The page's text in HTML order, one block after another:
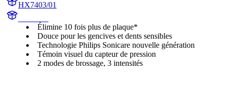
HX7403/01
Élimine 10 fois plus de plaque*
Douce pour les gencives et dents sensibles
Technologie Philips Sonicare nouvelle génération
Témoin visuel du capteur de pression
2 modes de brossage, 3 intensités